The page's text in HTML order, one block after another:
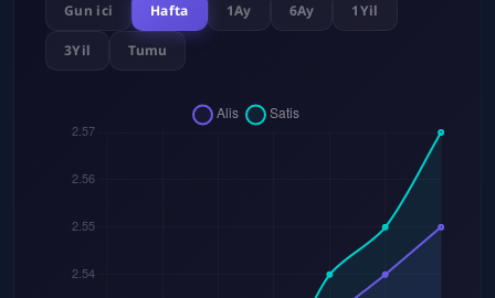
Gun ici Hafta 1Ay 6Ay 1Yil
3Yil Tumu